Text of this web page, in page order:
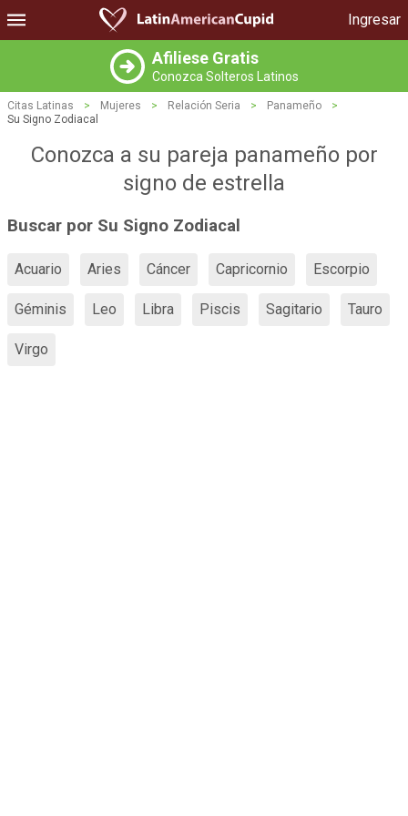
Ingresar
Afiliese Gratis
Conozca Solteros Latinos
Citas Latinas > Mujeres > Relación Seria > Panameño
>
Su Signo Zodiacal
Conozca a su pareja panameño por
signo de estrella
Buscar por Su Signo Zodiacal
Acuario Aries Cáncer Capricornio Escorpio
Géminis Leo Libra Piscis Sagitario Tauro
Virgo